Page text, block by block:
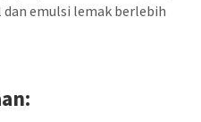
emulsi lemak berlebih